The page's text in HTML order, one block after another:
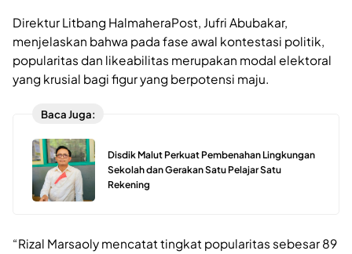
Direktur Litbang HalmaheraPost, Jufri Abubakar,
menjelaskan bahwa pada fase awal kontestasi politik,
popularitas dan likeabilitas merupakan modal elektoral
yang krusial bagi figur yang berpotensi maju.
Baca Juga:
Disdik Malut Perkuat Pembenahan Lingkungan
Sekolah dan Gerakan Satu Pelajar Satu
Rekening
“Rizal Marsaoly mencatat tingkat popularitas sebesar 89